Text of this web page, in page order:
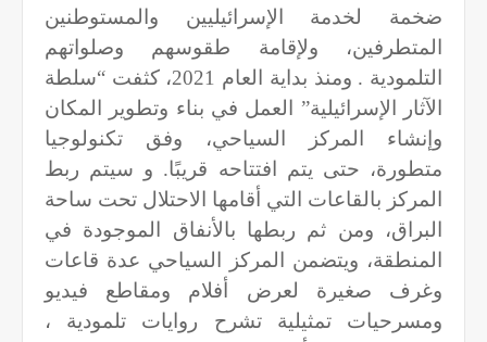
ضخمة لخدمة الإسرائيليين والمستوطنين
المتطرفين، ولإقامة طقوسهم وصلواتهم
التلمودية . ومنذ بداية العام 2021، كثفت “سلطة
الآثار الإسرائيلية” العمل في بناء وتطوير المكان
وإنشاء المركز السياحي، وفق تكنولوجيا
متطورة، حتى يتم افتتاحه قريبًا. و سيتم ربط
المركز بالقاعات التي أقامها الاحتلال تحت ساحة
البراق، ومن ثم ربطها بالأنفاق الموجودة في
المنطقة، ويتضمن المركز السياحي عدة قاعات
وغرف صغيرة لعرض أفلام ومقاطع فيديو
ومسرحيات تمثيلية تشرح روايات تلمودية ،